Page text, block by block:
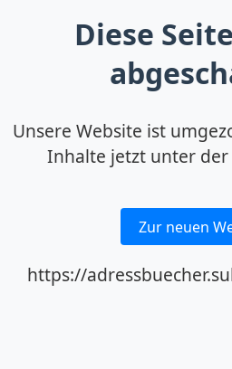
Diese
Unsere Website ist
Inhalte jetzt unter der
Zur neuen
https://